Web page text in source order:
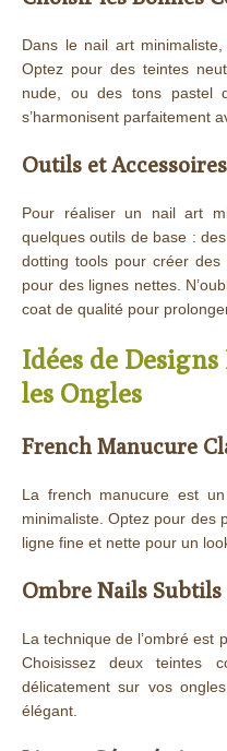
Dans le nail art
Optez pour des teintes
nude, ou des tons pastel
s’harmonisent parfaitement
Outils et
Pour réaliser un nail art
quelques outils de base :
dotting tools pour créer
pour des lignes nettes.
coat de qualité pour
Idées de
les Ongles
French Manucure
La french manucure est
minimaliste. Optez pour des
ligne fine et nette pour un
Ombre Nails Subtils
La technique de l’ombré est
Choisissez deux teintes
délicatement sur vos
élégant.